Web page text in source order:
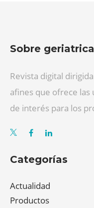
Sobre
Revista digital
afines que ofrece las
de interés para los
Categorías
Actualidad
Productos